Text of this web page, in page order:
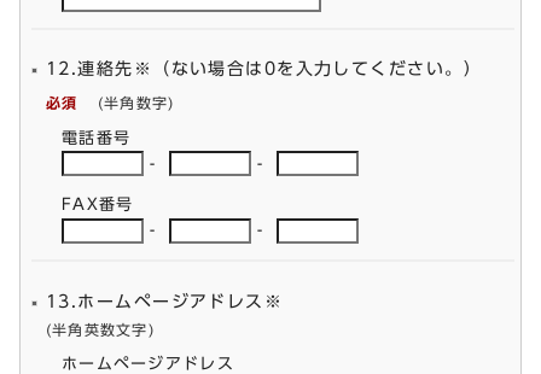
12.連絡先※（ない場合は0を入力してください。）
必須 (半角数字)
電話番号
-
-
FAX番号
-
-
13.ホームページアドレス※
(半角英数文字)
ホームページアドレス